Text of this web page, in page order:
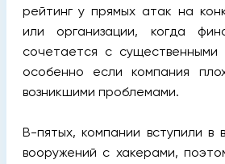
рейтинг у прямых атак на
или организации, когда
сочетается с
особенно если компания
возникшими проблемами.
В-пятых, компании вступили в
вооружений с хакерами,